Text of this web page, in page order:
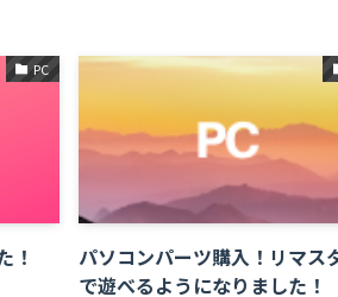
PC
！
パソコンパーツ購入！リマス
で遊べるようになりました！